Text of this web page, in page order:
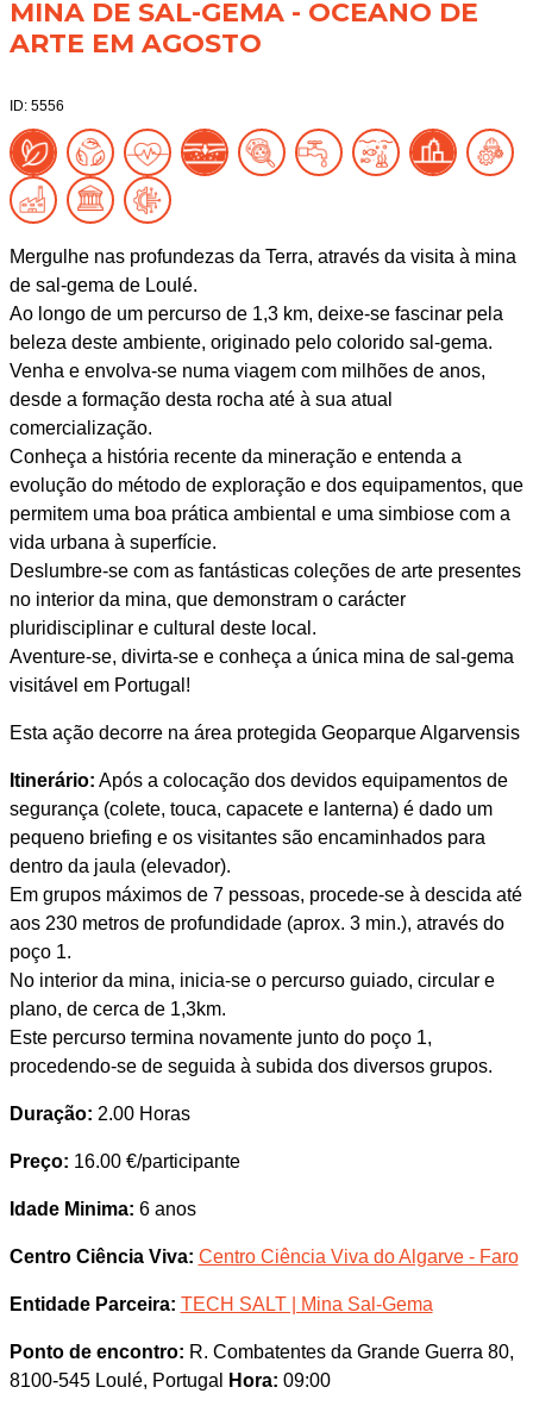
MINA DE SAL-GEMA - OCEANO DE
ARTE EM AGOSTO
ID: 5556
Mergulhe nas profundezas da Terra, através da visita à mina
de sal-gema de Loulé.
Ao longo de um percurso de 1,3 km, deixe-se fascinar pela
beleza deste ambiente, originado pelo colorido sal-gema.
Venha e envolva-se numa viagem com milhões de anos,
desde a formação desta rocha até à sua atual
comercialização.
Conheça a história recente da mineração e entenda a
evolução do método de exploração e dos equipamentos, que
permitem uma boa prática ambiental e uma simbiose com a
vida urbana à superfície.
Deslumbre-se com as fantásticas coleções de arte presentes
no interior da mina, que demonstram o carácter
pluridisciplinar e cultural deste local.
Aventure-se, divirta-se e conheça a única mina de sal-gema
visitável em Portugal!
Esta ação decorre na área protegida Geoparque Algarvensis
Itinerário: Após a colocação dos devidos equipamentos de
segurança (colete, touca, capacete e lanterna) é dado um
pequeno briefing e os visitantes são encaminhados para
dentro da jaula (elevador).
Em grupos máximos de 7 pessoas, procede-se à descida até
aos 230 metros de profundidade (aprox. 3 min.), através do
poço 1.
No interior da mina, inicia-se o percurso guiado, circular e
plano, de cerca de 1,3km.
Este percurso termina novamente junto do poço 1,
procedendo-se de seguida à subida dos diversos grupos.
Duração: 2.00 Horas
Preço: 16.00 €/participante
Idade Minima: 6 anos
Centro Ciência Viva: Centro Ciência Viva do Algarve - Faro
Entidade Parceira: TECH SALT | Mina Sal-Gema
Ponto de encontro: R. Combatentes da Grande Guerra 80,
8100-545 Loulé, Portugal
Hora: 09:00